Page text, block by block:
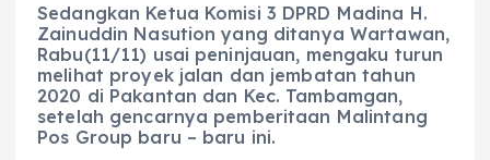
Sedangkan Ketua Komisi 3 DPRD Madina H.
Zainuddin Nasution yang ditanya Wartawan,
Rabu(11/11) usai peninjauan, mengaku turun
melihat proyek jalan dan jembatan tahun
2020 di Pakantan dan Kec. Tambamgan,
setelah gencarnya pemberitaan Malintang
Pos Group baru – baru ini.